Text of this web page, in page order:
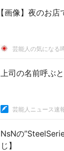
【画像】夜のお
芸能人の気になる
上司の名前呼ぶ
芸能人ニュース速
NsNの
じ】